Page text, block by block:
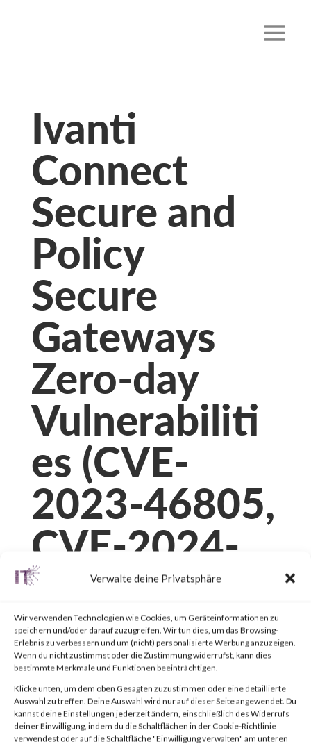
Verwalte deine Privatsphäre
Wir verwenden Technologien wie Cookies, um Geräteinformationen zu
speichern und/oder darauf zuzugreifen. Wir tun dies, um das Browsing-
Erlebnis zu verbessern und um (nicht) personalisierte Werbung anzuzeigen.
Wenn du nicht zustimmst oder die Zustimmung widerrufst, kann dies
bestimmte Merkmale und Funktionen beeinträchtigen.
Klicke unten, um dem oben Gesagten zuzustimmen oder eine detaillierte
Auswahl zu treffen. Deine Auswahl wird nur auf dieser Seite angewendet. Du
kannst deine Einstellungen jederzeit ändern, einschließlich des Widerrufs
deiner Einwilligung, indem du die Schaltflächen in der Cookie-Richtlinie
verwendest oder auf die Schaltfläche "Einwilligung verwalten" am unteren
Ivanti
Connect
Secure and
Policy
Secure
Gateways
Zero-day
Vulnerabiliti
es (CVE-
2023-46805,
CVE-2024-
21887, CVE-
2024-21888,
CVE-2024-
21893)